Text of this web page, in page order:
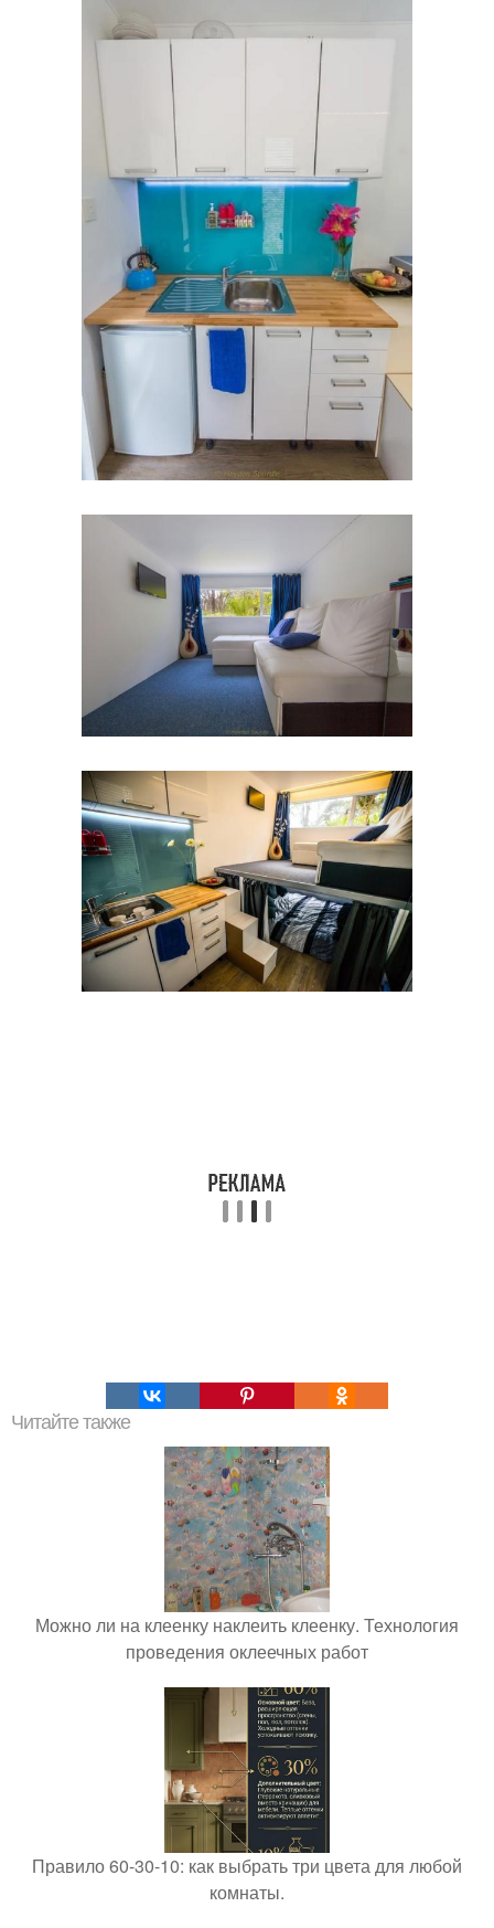
Читайте также
Можно ли на клеенку наклеить клеенку. Технология
проведения оклеечных работ
Правило 60-30-10: как выбрать три цвета для любой
комнаты.